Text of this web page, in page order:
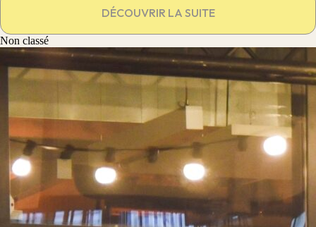
DÉCOUVRIR LA SUITE
Non classé